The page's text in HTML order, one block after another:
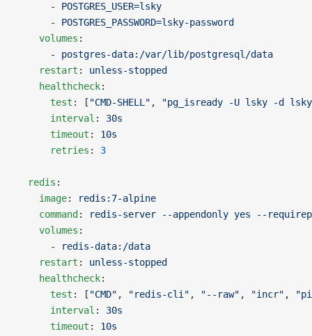
      -
POSTGRES_USER=lsky
      -
POSTGRES_PASSWORD=lsky-password
    volumes
:
      -
postgres-data:/var/lib/postgresql/data
    restart
: unless-stopped
    healthcheck
:
      test
: [ "CMD-SHELL" ,
"pg_isready -U lsky -d
      interval
: 30s
      timeout
: 10s
      retries
: 3
  redis
:
    image
:
redis:7-alpine
    command
:
redis-server --appendonly yes --
    volumes
:
      -
redis-data:/data
    restart
: unless-stopped
    healthcheck
:
      test
: [ "CMD" , "redis-cli" , "--raw" , "incr" ,
      interval
: 30s
      timeout
: 10s